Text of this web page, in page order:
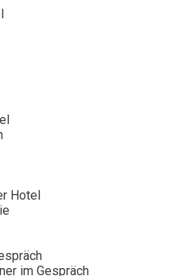
Hotel
im Gespräch